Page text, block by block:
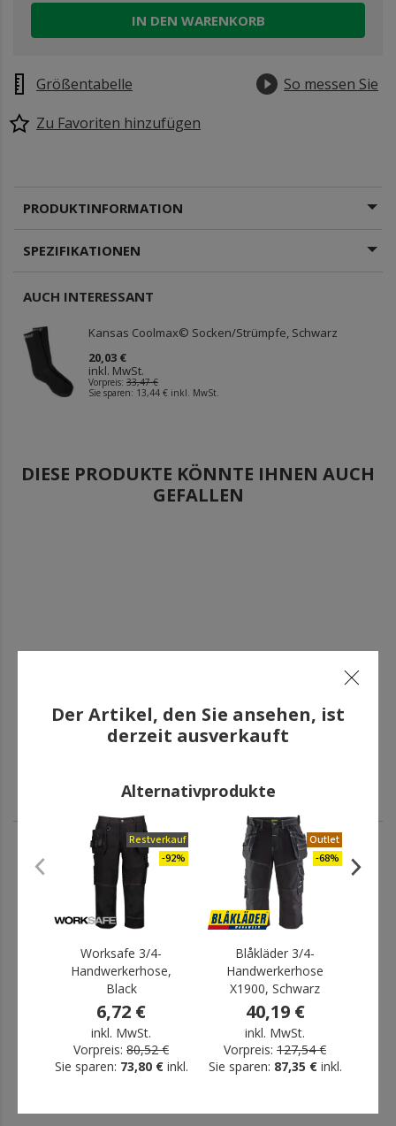
IN DEN WARENKORB
Größentabelle
So messen Sie
Zu Favoriten hinzufügen
PRODUKTINFORMATION
SPEZIFIKATIONEN
AUCH INTERESSANT
Kansas Coolmax© Socken/Strümpfe, Schwarz
20,03 €
inkl. MwSt.
Vorpreis: 33,47 €
Sie sparen: 13,44 € inkl. MwSt.
DIESE PRODUKTE KÖNNTE IHNEN AUCH
GEFALLEN
ANDERE HABEN AUCH GEKAUFT
Der Artikel, den Sie ansehen, ist
derzeit ausverkauft
Alternativprodukte
Restverkauf
-92%
Worksafe 3/4-
Handwerkerhose,
Black
6,72 €
inkl. MwSt.
Vorpreis: 80,52 €
Sie sparen: 73,80 € inkl.
Outlet
-68%
Blåkläder 3/4-
Handwerkerhose
X1900, Schwarz
40,19 €
inkl. MwSt.
Vorpreis: 127,54 €
Sie sparen: 87,35 € inkl.